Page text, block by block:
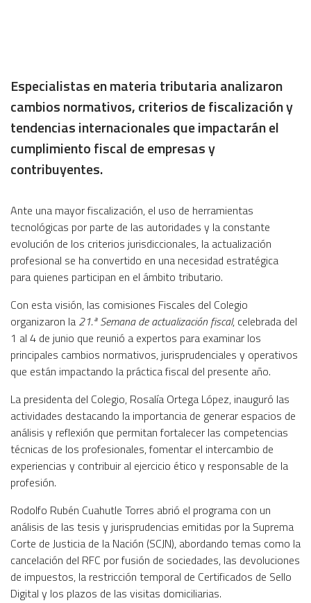
Especialistas en materia tributaria analizaron
cambios normativos, criterios de fiscalización y
tendencias internacionales que impactarán el
cumplimiento fiscal de empresas y
contribuyentes.
Ante una mayor fiscalización, el uso de herramientas
tecnológicas por parte de las autoridades y la constante
evolución de los criterios jurisdiccionales, la actualización
profesional se ha convertido en una necesidad estratégica
para quienes participan en el ámbito tributario.
Con esta visión, las comisiones Fiscales del Colegio
organizaron la 21.ª Semana de actualización fiscal, celebrada del
1 al 4 de junio que reunió a expertos para examinar los
principales cambios normativos, jurisprudenciales y operativos
que están impactando la práctica fiscal del presente año.
La presidenta del Colegio, Rosalía Ortega López, inauguró las
actividades destacando la importancia de generar espacios de
análisis y reflexión que permitan fortalecer las competencias
técnicas de los profesionales, fomentar el intercambio de
experiencias y contribuir al ejercicio ético y responsable de la
profesión.
Rodolfo Rubén Cuahutle Torres abrió el programa con un
análisis de las tesis y jurisprudencias emitidas por la Suprema
Corte de Justicia de la Nación (SCJN), abordando temas como la
cancelación del RFC por fusión de sociedades, las devoluciones
de impuestos, la restricción temporal de Certificados de Sello
Digital y los plazos de las visitas domiciliarias.